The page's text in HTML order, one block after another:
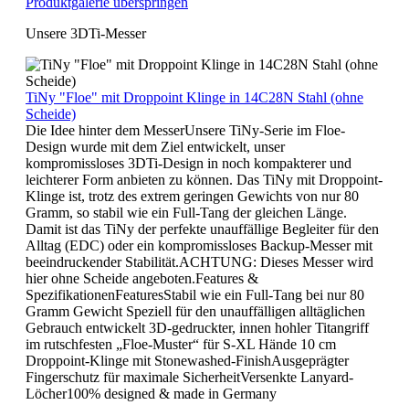
Unsere 3DTi-Messer
TiNy "Floe" mit Droppoint Klinge in 14C28N Stahl (ohne
Scheide)
Die Idee hinter dem MesserUnsere TiNy-Serie im Floe-
Design wurde mit dem Ziel entwickelt, unser
kompromissloses 3DTi-Design in noch kompakterer und
leichterer Form anbieten zu können. Das TiNy mit Droppoint-
Klinge ist, trotz des extrem geringen Gewichts von nur 80
Gramm, so stabil wie ein Full-Tang der gleichen Länge.
Damit ist das TiNy der perfekte unauffällige Begleiter für den
Alltag (EDC) oder ein kompromissloses Backup-Messer mit
beeindruckender Stabilität.ACHTUNG: Dieses Messer wird
hier ohne Scheide angeboten.Features &
SpezifikationenFeaturesStabil wie ein Full-Tang bei nur 80
Gramm Gewicht Speziell für den unauffälligen alltäglichen
Gebrauch entwickelt 3D-gedruckter, innen hohler Titangriff
im rutschfesten „Floe-Muster“ für S-XL Hände 10 cm
Droppoint-Klinge mit Stonewashed-FinishAusgeprägter
Fingerschutz für maximale SicherheitVersenkte Lanyard-
Löcher100% designed & made in Germany